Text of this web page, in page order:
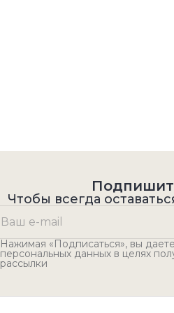
Чтобы всегда
Нажимая «Подписаться», вы
персональных данных в целях
рассылки